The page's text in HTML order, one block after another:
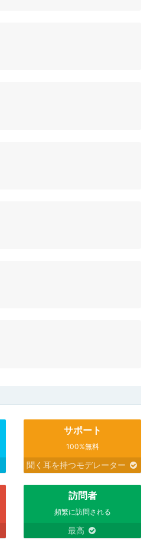
サポート
100%無料
聞く耳を持つモデレーター
訪問者
頻繁に訪問される
最高